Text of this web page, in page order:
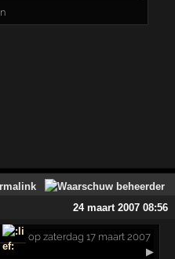
24 maart 2007 08:56
op zaterdag 17 maart 2007
▶